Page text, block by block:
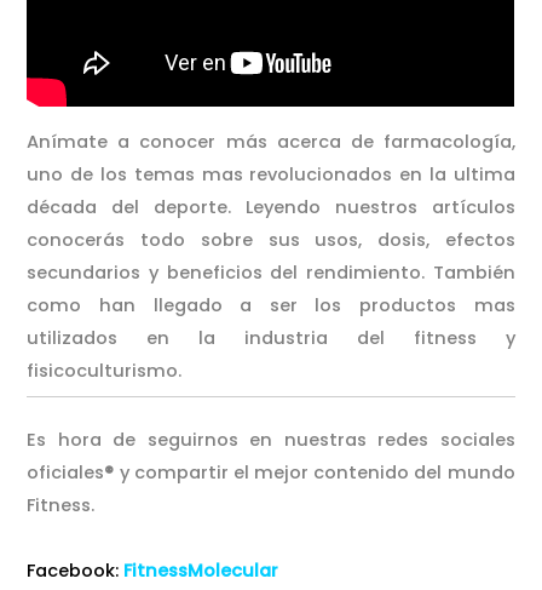
Anímate a conocer más acerca de farmacología,
uno de los temas mas revolucionados en la ultima
década del deporte. Leyendo nuestros artículos
conocerás todo sobre sus usos, dosis, efectos
secundarios y beneficios del rendimiento. También
como han llegado a ser los productos mas
utilizados en la industria del fitness y
fisicoculturismo.
Es hora de seguirnos en nuestras redes sociales
oficiales® y compartir el mejor contenido del mundo
Fitness.
Facebook: FitnessMolecular